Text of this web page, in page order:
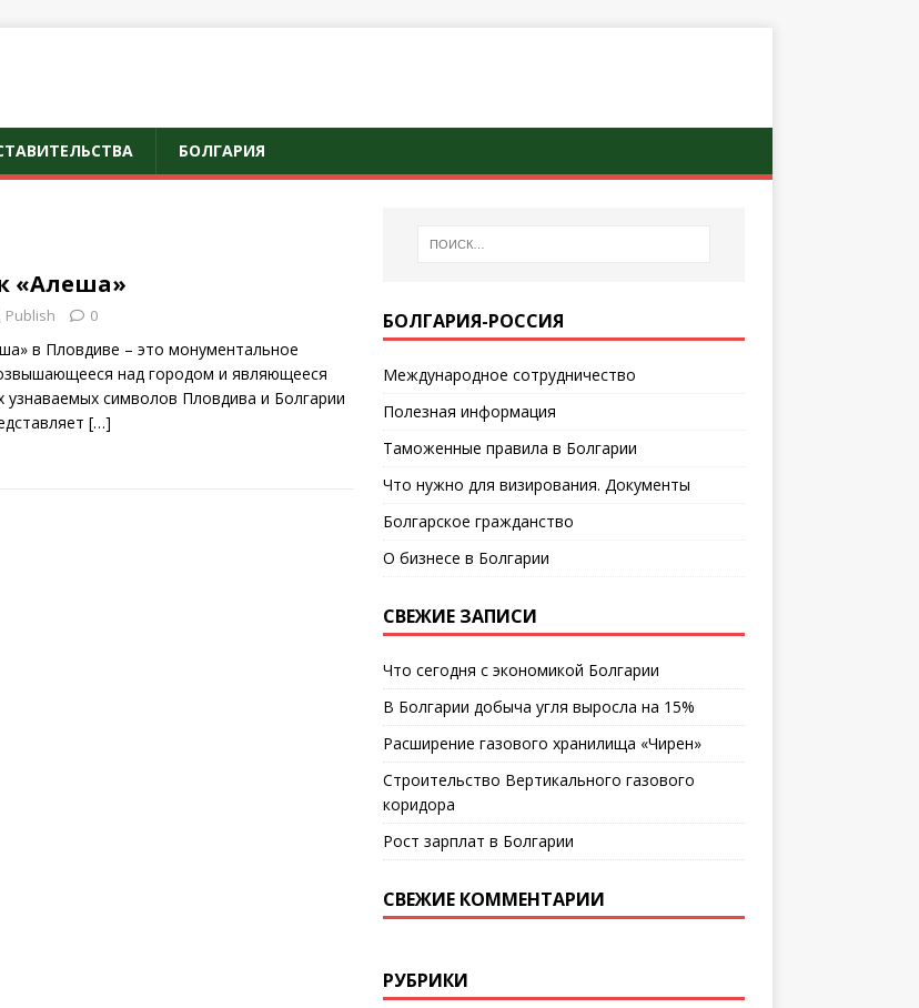
БОЛГАРИЯ
«Алеша»
Publish 0
в Пловдиве – это монументальное
над городом и являющееся
узнаваемых символов Пловдива и Болгарии
[…]
БОЛГАРИЯ-РОССИЯ
Международное сотрудничество
Полезная информация
Таможенные правила в Болгарии
Что нужно для визирования. Документы
Болгарское гражданство
О бизнесе в Болгарии
СВЕЖИЕ ЗАПИСИ
Что сегодня с экономикой Болгарии
В Болгарии добыча угля выросла на 15%
Расширение газового хранилища «Чирен»
Строительство Вертикального газового
коридора
Рост зарплат в Болгарии
СВЕЖИЕ КОММЕНТАРИИ
РУБРИКИ